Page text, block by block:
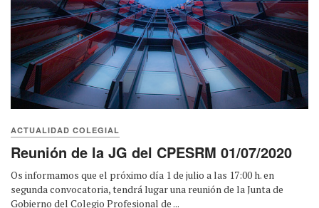
ACTUALIDAD COLEGIAL
Reunión de la JG del CPESRM 01/07/2020
Os informamos que el próximo día 1 de julio a las 17:00 h. en
segunda convocatoria, tendrá lugar una reunión de la Junta de
Gobierno del Colegio Profesional de ...